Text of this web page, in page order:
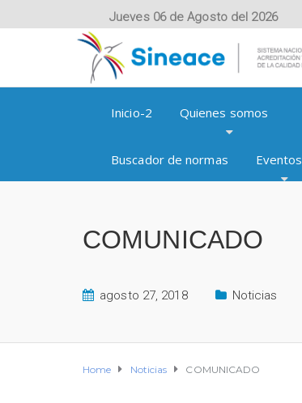
Jueves 06 de Agosto del 2026
Inicio-2 Quienes somos
Buscador de normas Eventos
COMUNICADO
agosto 27, 2018 Noticias
Home Noticias COMUNICADO